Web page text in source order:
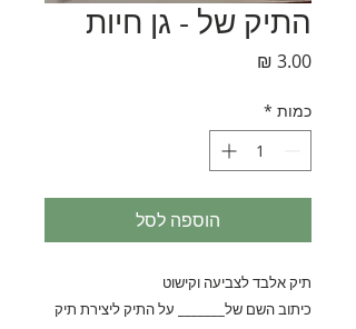
התיק של - גן חיות
כמות *
הוספה לסל
תיק אלבד לצביעה וקישוט
כיתוב השם של_______ על התיק ליצירת תיק